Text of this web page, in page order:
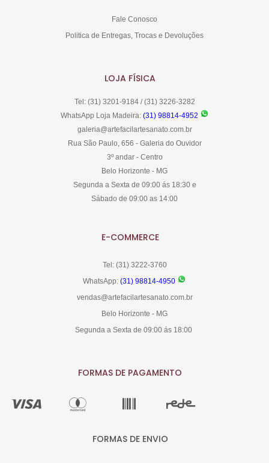
Fale Conosco
Politica de Entregas, Trocas e Devoluções
LOJA FÍSICA
Tel: (31) 3201-9184 / (31) 3226-3282
WhatsApp Loja Madeira: (31) 98814-4952
galeria@artefacilartesanato.com.br
Rua São Paulo, 656 - Galeria do Ouvidor
3º andar - Centro
Belo Horizonte - MG
Segunda a Sexta de 09:00 ás 18:30 e
Sábado de 09:00 as 14:00
E-COMMERCE
Tel: (31) 3222-3760
WhatsApp: (31) 98814-4950
vendas@artefacilartesanato.com.br
Belo Horizonte - MG
Segunda a Sexta de 09:00 ás 18:00
FORMAS DE PAGAMENTO
FORMAS DE ENVIO